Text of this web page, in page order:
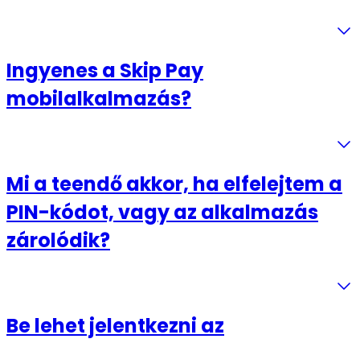
Ingyenes a Skip Pay
mobilalkalmazás?
Mi a teendő akkor, ha elfelejtem a
PIN-kódot, vagy az alkalmazás
zárolódik?
Be lehet jelentkezni az